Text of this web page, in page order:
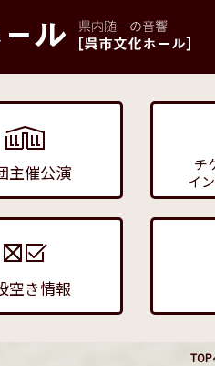
主催公演
チ
イ
空き情報